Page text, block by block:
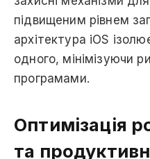
підвищеним рівнем
архітектура iOS
одного, мінімізуючи
програмами.
Оптимізація
та